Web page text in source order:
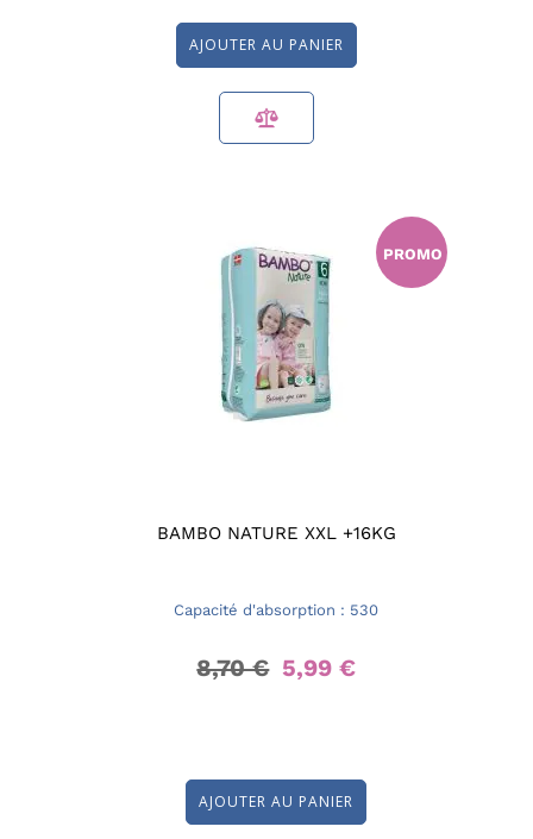
AJOUTER AU PANIER
BAMBO NATURE XXL +16KG
Capacité d'absorption : 530
PROMO
8,70 € 5,99 €
AJOUTER AU PANIER